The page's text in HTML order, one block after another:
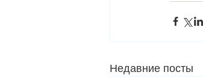
Недавние посты